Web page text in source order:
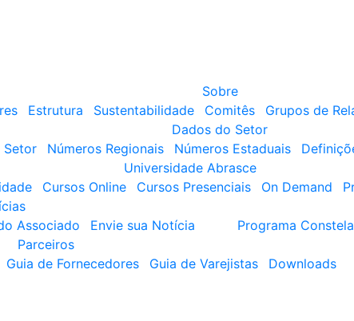
Sobre
Estrutura Sustentabilidade Comitês Grupos de
Dados do Setor
Setor
Números Regionais Números Estaduais
Universidade Abrasce
Cursos Online Cursos Presenciais On Demand
Associado Envie sua Notícia
Programa
Parceiros
Guia de Fornecedores Guia de Varejistas Downloads